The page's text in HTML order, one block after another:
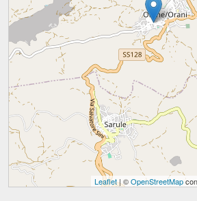
Leaflet| ©OpenStreetMap